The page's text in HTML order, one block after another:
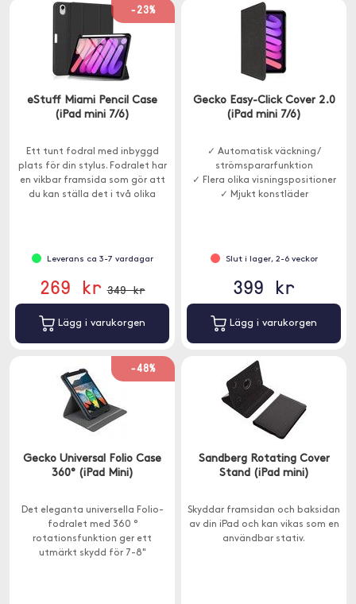
-23%
eStuff Miami Pencil Case
(iPad mini 7/6)
Ett tunt fodral med inbyggd
plats för din stylus. Fodralet har
en vikbar framsida som gör att
du kan ställa det i två olika
Leverans ca 3-7 vardagar
269 kr 349 kr
Lägg i varukorgen
Gecko Easy-Click Cover 2.0
(iPad mini 7/6)
✓ Automatisk väckning /
strömspararfunktion
✓ Flera olika visningspositioner
✓ Mjukt konstläder
Slut i lager, 2-6 veckor
399 kr
Lägg i varukorgen
-48%
Gecko Universal Folio Case
360° (iPad Mini)
Det eleganta universella Folio-
fodralet med 360 °
rotationsfunktion ger ett
utmärkt skydd för 7-8"
Sandberg Rotating Cover
Stand (iPad mini)
Skyddar framsidan och baksidan
av din iPad och kan vikas som en
användbar stativ.